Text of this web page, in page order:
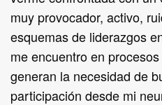
muy provocador, activo,
esquemas de liderazgos
me encuentro en
generan la necesidad de
participación desde mi